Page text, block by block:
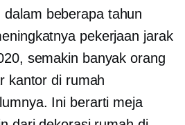
dalam beberapa tahun
pekerjaan jarak
semakin banyak orang
kantor di rumah
Ini berarti meja